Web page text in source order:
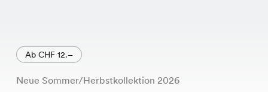
Ab CHF 12.–
Neue Sommer/Herbstkollektion 2026